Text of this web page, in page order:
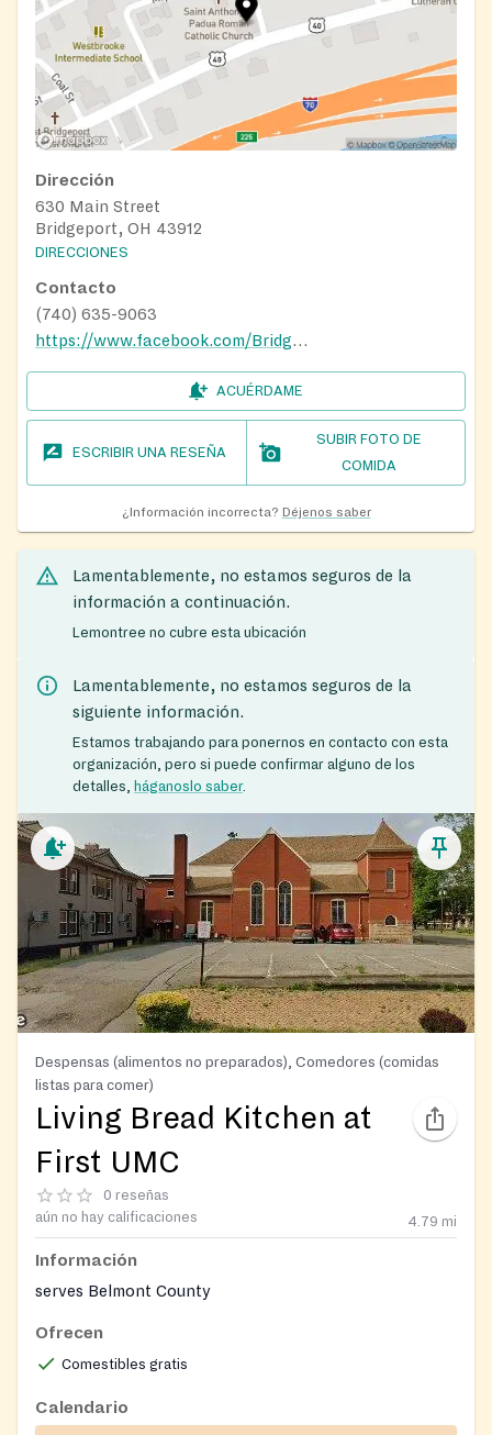
Dirección
630 Main Street
Bridgeport, OH 43912
DIRECCIONES
Contacto
(740) 635-9063
https://www.facebook.com/BridgeportChristianFriendshipCouncil
ACUÉRDAME
ESCRIBIR UNA RESEÑA
SUBIR FOTO DE
COMIDA
¿Información incorrecta? Déjenos saber
Lamentablemente, no estamos seguros de la
información a continuación.
Lemontree no cubre esta ubicación
Lamentablemente, no estamos seguros de la
siguiente información.
Estamos trabajando para ponernos en contacto con esta
organización, pero si puede confirmar alguno de los
detalles,
háganoslo saber.
Despensas (alimentos no preparados), Comedores (comidas
listas para comer)
Living Bread Kitchen at
First UMC
0 reseñas
aún no hay calificaciones
4.79 mi
Información
serves Belmont County
Ofrecen
Comestibles gratis
Calendario